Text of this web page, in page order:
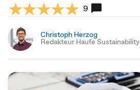
9
Christoph Herzog
Redakteur Haufe Sustainability